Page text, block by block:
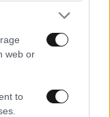
web or
to
σχολιασμού